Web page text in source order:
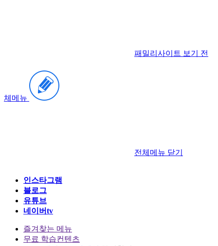
패밀리사이트 보기 전
체메뉴
전체메뉴 닫기
인스타그램
블로그
유튜브
네이버tv
즐겨찾는 메뉴
무료 학습컨텐츠